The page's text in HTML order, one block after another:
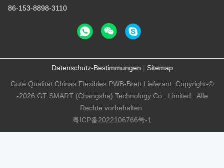
86-153-8898-3110
Datenschutz-Bestimmungen | Sitemap
Gute Qualität Chinas Flexibles PWB-Brett Lieferant. Copyright-©
-2026 GT SMART (Changsha) Technology Co., Limited . Alle
Rechte vorbehalten.
粤ICP备2022106766号-1